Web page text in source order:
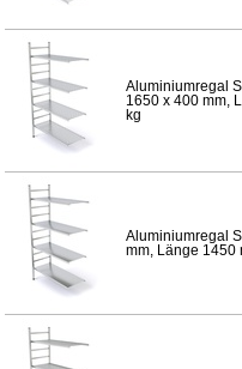
Aluminiumregal
1650 x 400 mm,
kg
Aluminiumregal
mm, Länge 1450